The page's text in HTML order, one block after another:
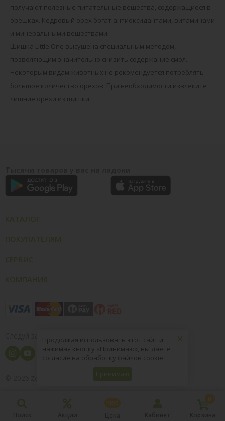
получают полезные питательные вещества, содержащиеся в
орешках. Кедровый орех богат антиоксидантами, витаминами
и минеральными веществами.
Шишка Little One высушена специальным методом,
позволяющим значительно снизить содержание смол.
Некоторым видам животных не рекомендуется потреблять
большое количество орехов. При необходимости извлеките
лишние орехи из шишки.
Следуй за нами
8 (800) 004-09-40
PRO
0
×
Продолжая использовать этот сайт и
нажимая кнопку «Принимаю», вы даете
согласие на обработку файлов cookie
Принимаю